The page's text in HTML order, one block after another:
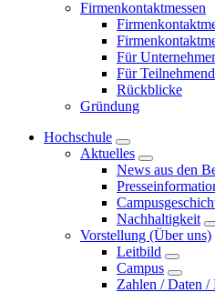
Firmenkontaktmessen
Für
Für
Rückblicke
Gründung
Hochschule
Aktuelles
News aus den
Nachhaltigkeit
Vorstellung (Über uns)
Leitbild
Campus
Zahlen / Daten /